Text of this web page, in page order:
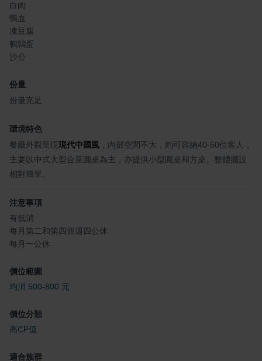
白肉
鴨血
凍豆腐
鵪鶉蛋
沙公
份量
份量充足
環境特色
餐廳外觀呈現現代中國風 ，內部空間不大，約可容納40-50位客人，
主要以中式大型合菜圓桌為主，亦提供小型圓桌和方桌。整體擺設
相對簡單。
注意事項
有低消
每月第二和第四個週四公休
每月一公休
價位範圍
均消 500-800 元
價位分類
高CP值
適合族群